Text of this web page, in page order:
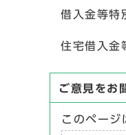
借入金等特
住宅借入金
ご意見をお
このページ